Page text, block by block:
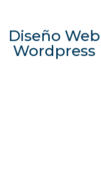
Diseño Web
Wordpress